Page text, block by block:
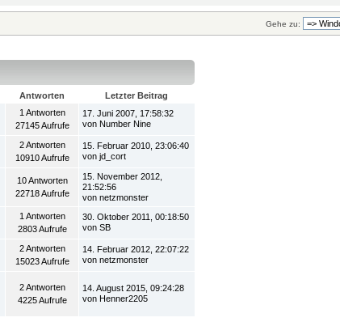
Gehe zu:
Antworten Letzter Beitrag
1 Antworten
27145 Aufrufe
17. Juni 2007, 17:58:32
von Number Nine
2 Antworten
10910 Aufrufe
15. Februar 2010, 23:06:40
von jd_cort
10 Antworten
22718 Aufrufe
15. November 2012,
21:52:56
von netzmonster
1 Antworten
2803 Aufrufe
30. Oktober 2011, 00:18:50
von SB
2 Antworten
15023 Aufrufe
14. Februar 2012, 22:07:22
von netzmonster
2 Antworten
4225 Aufrufe
14. August 2015, 09:24:28
von Henner2205